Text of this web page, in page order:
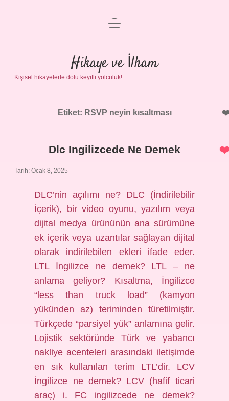
Anasayfa
Gizlilik Politikası
Yasal Uyarı
menüyü
Hikaye ve İlham
Kişisel hikayelerle dolu keyifli yolculuk!
Etiket: RSVP neyin kısaltması
Dlc Ingilizcede Ne Demek
Tarih: Ocak 8, 2025
DLC’nin açılımı ne? DLC (İndirilebilir
İçerik), bir video oyunu, yazılım veya
dijital medya ürününün ana sürümüne
ek içerik veya uzantılar sağlayan dijital
olarak indirilebilen ekleri ifade eder.
LTL İngilizce ne demek? LTL – ne
anlama geliyor? Kısaltma, İngilizce
“less than truck load” (kamyon
yükünden az) teriminden türetilmiştir.
Türkçede “parsiyel yük” anlamına gelir.
Lojistik sektöründe Türk ve yabancı
nakliye acenteleri arasındaki iletişimde
en sık kullanılan terim LTL’dir. LCV
İngilizce ne demek? LCV (hafif ticari
araç) i. FC ingilizcede ne demek?